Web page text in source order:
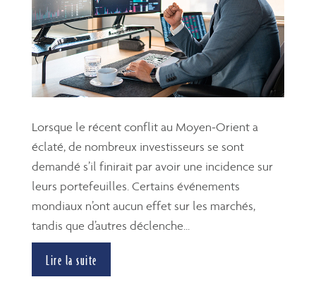
Lorsque le récent conflit au Moyen-Orient a
éclaté, de nombreux investisseurs se sont
demandé s’il finirait par avoir une incidence sur
leurs portefeuilles. Certains événements
mondiaux n’ont aucun effet sur les marchés,
tandis que d’autres déclenche...
Lire la suite